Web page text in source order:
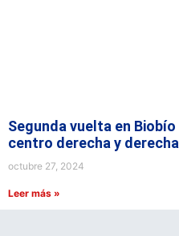
Segunda vuelta en
centro derecha y derecha
octubre 27, 2024
Leer más »